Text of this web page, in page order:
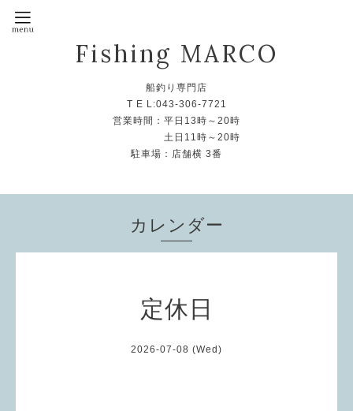
Fishing MARCO
船釣り専門店
T E L:043-306-7721
営業時間：平日13時～20時
土日11時～20時
駐車場：店舗横 3番
カレンダー
定休日
2026-07-08 (Wed)